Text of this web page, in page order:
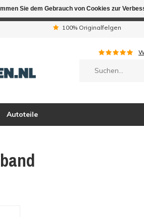
100% Originalfelgen
Autoteile
Sie dem Gebrauch von Cookies zur
Aufgrund der Ferientagen sind wir